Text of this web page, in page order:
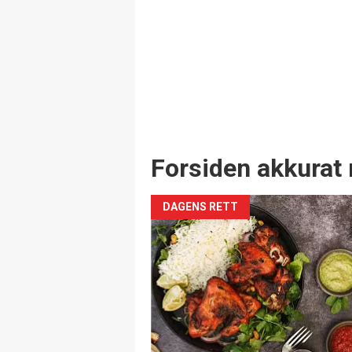
Forsiden akkurat
DAGENS RETT